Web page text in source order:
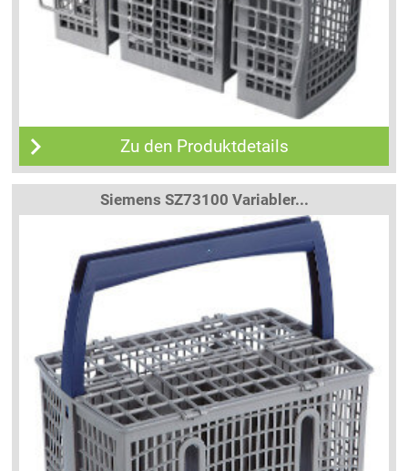
Zu den Produktdetails
Siemens SZ73100 Variabler...